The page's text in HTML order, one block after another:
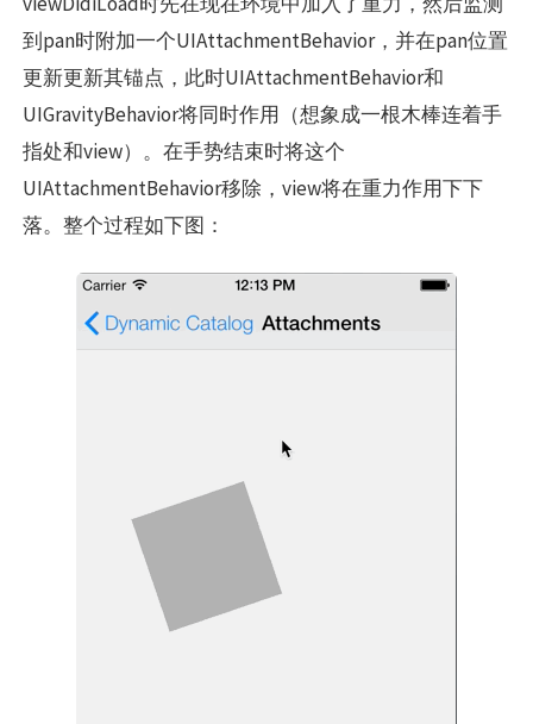
到pan时附加一个UIAttachmentBehavior，并在pan位置
更新更新其锚点，此时UIAttachmentBehavior和
UIGravityBehavior将同时作用（想象成一根木棒连着手
指处和view）。在手势结束时将这个
UIAttachmentBehavior移除，view将在重力作用下下
落。整个过程如下图：